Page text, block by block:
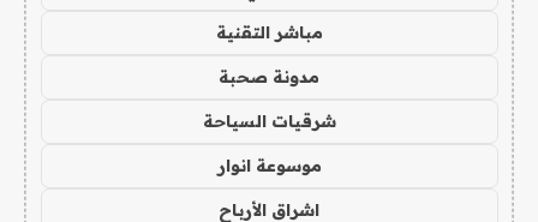
مباشر التقنية
مدونة صحبة
شرقيات السياحة
موسوعة انوار
اشراق الأرباح